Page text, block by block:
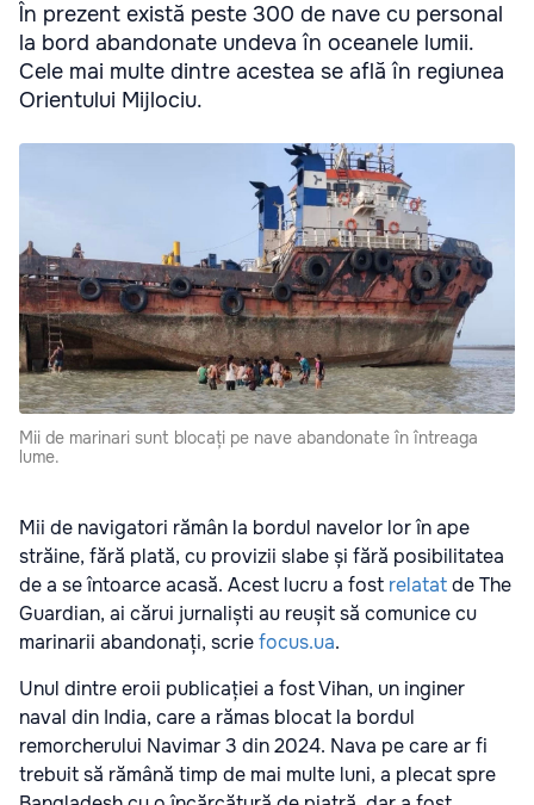
În prezent există peste 300 de nave cu personal
la bord abandonate undeva în oceanele lumii.
Cele mai multe dintre acestea se află în regiunea
Orientului Mijlociu.
Mii de marinari sunt blocați pe nave abandonate în întreaga
lume.
Mii de navigatori rămân la bordul navelor lor în ape
străine, fără plată, cu provizii slabe și fără posibilitatea
de a se întoarce acasă. Acest lucru a fost relatatde The
Guardian, ai cărui jurnaliști au reușit să comunice cu
marinarii abandonați, scriefocus.ua.
Unul dintre eroii publicației a fost Vihan, un inginer
naval din India, care a rămas blocat la bordul
remorcherului Navimar 3 din 2024. Nava pe care ar fi
trebuit să rămână timp de mai multe luni, a plecat spre